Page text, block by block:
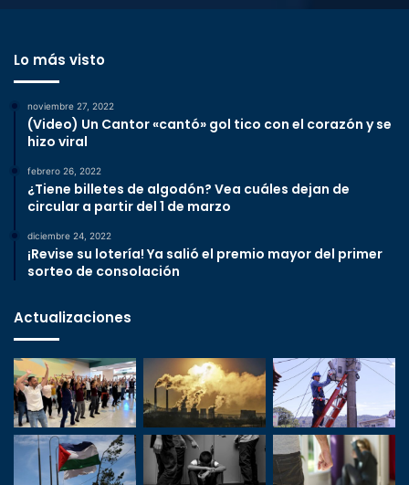
Lo más visto
noviembre 27, 2022
(Video) Un Cantor «cantó» gol tico con el corazón y se
hizo viral
febrero 26, 2022
¿Tiene billetes de algodón? Vea cuáles dejan de
circular a partir del 1 de marzo
diciembre 24, 2022
¡Revise su lotería! Ya salió el premio mayor del primer
sorteo de consolación
Actualizaciones